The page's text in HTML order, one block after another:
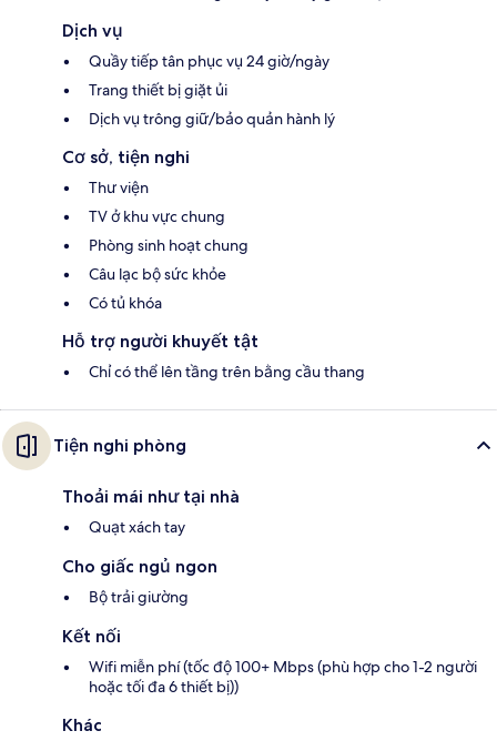
Dịch vụ
Quầy tiếp tân phục vụ 24 giờ/ngày
Trang thiết bị giặt ủi
Dịch vụ trông giữ/bảo quản hành lý
Cơ sở, tiện nghi
Thư viện
TV ở khu vực chung
Phòng sinh hoạt chung
Câu lạc bộ sức khỏe
Có tủ khóa
Hỗ trợ người khuyết tật
Chỉ có thể lên tầng trên bằng cầu thang
Tiện nghi phòng
Thoải mái như tại nhà
Quạt xách tay
Cho giấc ngủ ngon
Bộ trải giường
Kết nối
Wifi miễn phí (tốc độ 100+ Mbps (phù hợp cho 1-2 người
hoặc tối đa 6 thiết bị))
Khác